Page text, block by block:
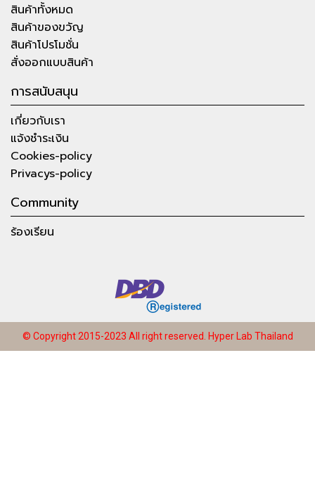
สินค้าทั้งหมด
สินค้าของขวัญ
สินค้าโปรโมชั่น
สั่งออกแบบสินค้า
การสนับสนุน
เกี่ยวกับเรา
แจ้งชำระเงิน
Cookies-policy
Privacys-policy
Community
ร้องเรียน
© Copyright 2015-2023 All right reserved. Hyper Lab Thailand